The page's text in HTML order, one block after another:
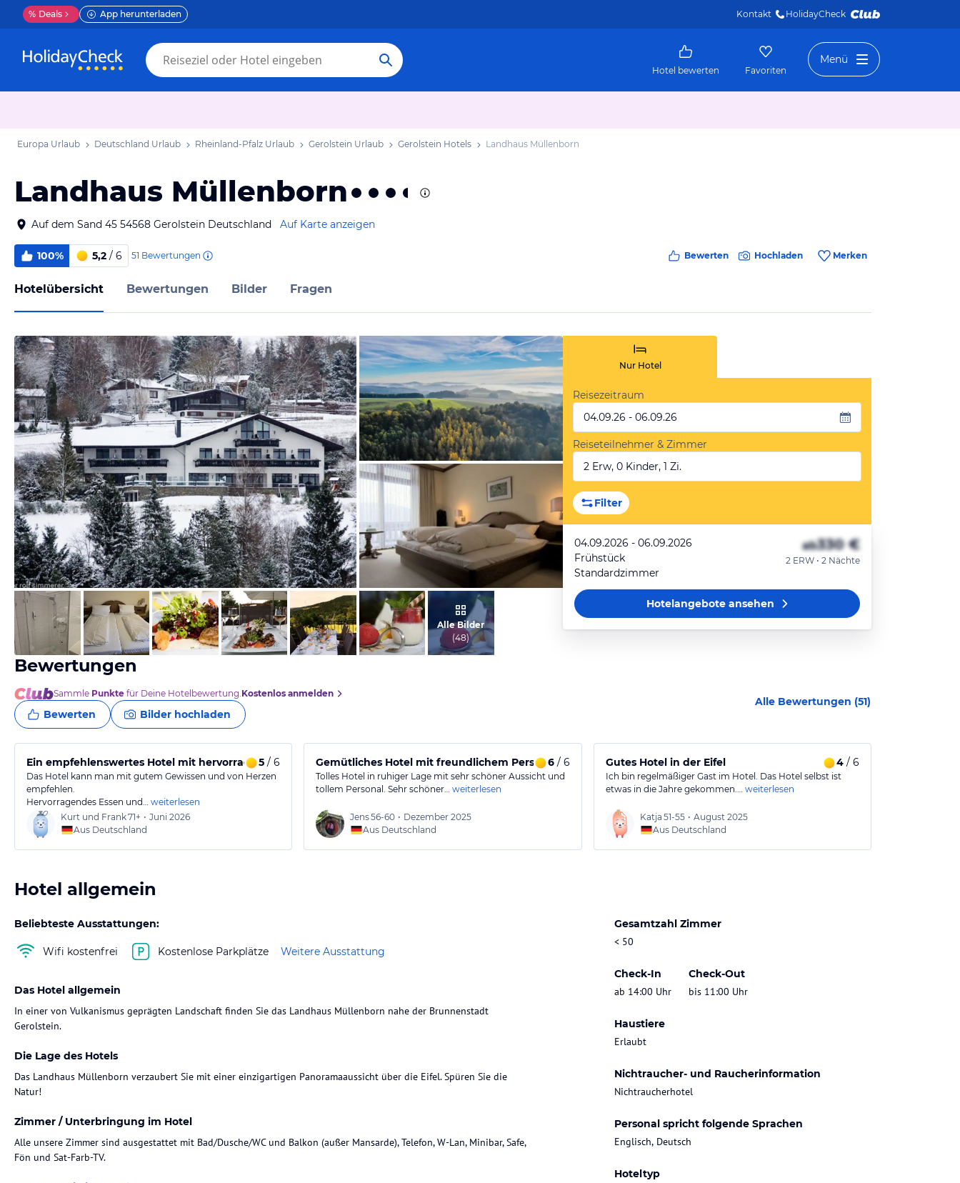
% Deals App herunterladen Kontakt HolidayCheck
Hotel bewerten Favoriten
Menü
Europa Urlaub Deutschland Urlaub Rheinland-Pfalz Urlaub Gerolstein Urlaub Gerolstein Hotels Landhaus Müllenborn
Landhaus Müllenborn
Auf dem Sand 45 54568 Gerolstein Deutschland Auf Karte anzeigen
100% 5,2 / 6 51 Bewertungen Bewerten Hochladen Merken
Hotelübersicht Bewertungen Bilder Fragen
vom Hotelier, April 2012
vom Hotelier, Januar 2022
vom Hotelier, März 2012
Alle Bilder
(48)
Nur Hotel
Reisezeitraum
04.09.26 - 06.09.26
Reiseteilnehmer & Zimmer
2 Erw, 0 Kinder, 1 Zi.
Filter
04.09.2026 - 06.09.2026
Frühstück
Standardzimmer
ab330 €
2 ERW • 2 Nächte
Hotelangeboteansehen
Bewertungen
Sammle Punkte für Deine Hotelbewertung.Kostenlos anmelden
Bewerten Bilder hochladen
Alle Bewertungen (51)
Ein empfehlenswertes Hotel mit hervorragendem Service, tolles Ambiente und eine freundliche Eignerin
5 / 6
Das Hotel kann man mit gutem Gewissen und von Herzen
empfehlen.
Hervorragendes Essen und… weiterlesen
Kurt und Frank71+ • Juni 2026
Aus Deutschland
Gemütliches Hotel mit freundlichem Personal und schöner Aussicht
6/ 6
Tolles Hotel in ruhiger Lage mit sehr schöner Aussicht und
tollem Personal. Sehr schöner… weiterlesen
Jens56-60 • Dezember 2025
Aus Deutschland
Gutes Hotel in der Eifel 4/ 6
Ich bin regelmäßiger Gast im Hotel. Das Hotel selbst ist
etwas in die Jahre gekommen.… weiterlesen
Katja 51-55 • August 2025
Aus Deutschland
Hotel allgemein
Beliebteste Ausstattungen:
Wifi kostenfrei Kostenlose Parkplätze Weitere Ausstattung
Gesamtzahl Zimmer
< 50
Check-In
ab 14:00 Uhr
Check-Out
bis 11:00 Uhr
Haustiere
Erlaubt
Nichtraucher- und Raucherinformation
Nichtraucherhotel
Personal spricht folgende Sprachen
Englisch, Deutsch
Hoteltyp
Das Hotel allgemein
In einer von Vulkanismus geprägten Landschaft finden Sie das Landhaus Müllenborn nahe der Brunnenstadt
Gerolstein.
Die Lage des Hotels
Das Landhaus Müllenborn verzaubert Sie mit einer einzigartigen Panoramaaussicht über die Eifel. Spüren Sie die
Natur!
Zimmer / Unterbringung im Hotel
Alle unsere Zimmer sind ausgestattet mit Bad/Dusche/WC und Balkon (außer Mansarde), Telefon, W-Lan, Minibar, Safe,
Fön und Sat-Farb-TV.